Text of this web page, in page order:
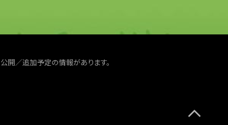
公開／追加予定の情報があります。